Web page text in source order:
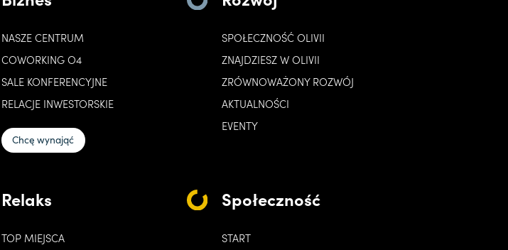
NASZE CENTRUM
COWORKING O4
SALE KONFERENCYJNE
RELACJE INWESTORSKIE
Chcę wynająć
SPOŁECZNOŚĆ OLIVII
ZNAJDZIESZ W OLIVII
ZRÓWNOWAŻONY ROZWÓJ
AKTUALNOŚCI
EVENTY
Relaks
TOP MIEJSCA
Społeczność
START